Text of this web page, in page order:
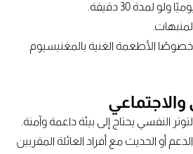
لمدة 30 دقيقة.
خصوصًا الأطعمة الغنية بالمغنيسيوم
النفسي يحتاج إلى بيئة داعمة وآمنة.
أو الحديث مع أفراد العائلة المقربين